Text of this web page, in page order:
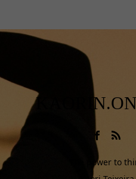
The power to